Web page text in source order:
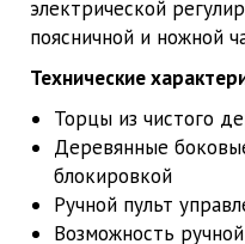
электрической
поясничной и ножной
Технические
Торцы из чистого
Деревянные
блокировкой
Ручной пульт
Возможность